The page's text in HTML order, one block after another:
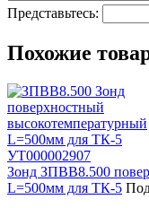
Представьтесь:
Похожие
Зонд ЗПВВ8.500
L=500мм для ТК-5